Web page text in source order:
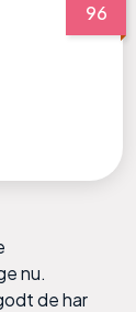
96
nu.
de har